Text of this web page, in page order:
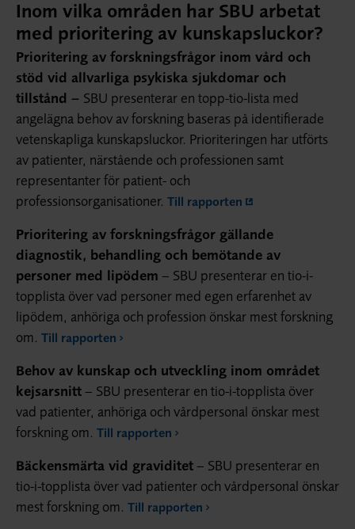
Inom vilka områden har SBU arbetat
med prioritering av kunskapsluckor?
Prioritering av forskningsfrågor inom vård och
stöd vid allvarliga psykiska sjukdomar och
tillstånd – SBU presenterar en topp-tio-lista med
angelägna behov av forskning baseras på identifierade
vetenskapliga kunskapsluckor. Prioriteringen har utförts
av patienter, närstående och professionen samt
representanter för patient- och
professionsorganisationer. Till rapporten
Prioritering av forskningsfrågor gällande
diagnostik, behandling och bemötande av
personer med lipödem – SBU presenterar en tio-i-
topplista över vad personer med egen erfarenhet av
lipödem, anhöriga och profession önskar mest forskning
om. Till rapporten
Behov av kunskap och utveckling inom området
kejsarsnitt– SBU presenterar en tio-i-topplista över
vad patienter, anhöriga och vårdpersonal önskar mest
forskning om. Till rapporten
Bäckensmärta vid graviditet– SBU presenterar en
tio-i-topplista över vad patienter och vårdpersonal önskar
mest forskning om. Till rapporten